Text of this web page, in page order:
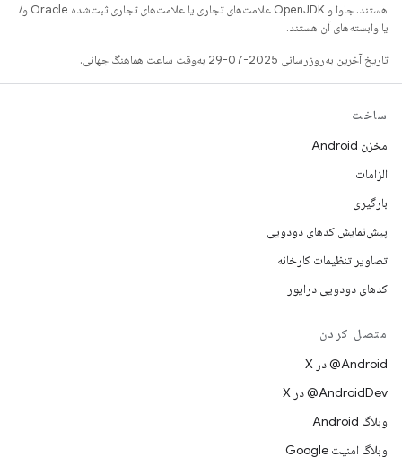
هستند. جاوا و OpenJDK علامت‌های تجاری یا علامت‌های تجاری ثبت‌شده Oracle و/
یا وابسته‌های آن هستند.
تاریخ آخرین به‌روزرسانی 2025-07-29 به‌وقت ساعت هماهنگ جهانی.
ساخت
مخزن Android
الزامات
بارگیری
پیش‌نمایش کدهای دودویی
تصاویر تنظیمات کارخانه
کدهای دودویی درایور
متصل کردن
‫‎@Android در X
‫‎@AndroidDev در X
وبلاگ Android
وبلاگ امنیت Google